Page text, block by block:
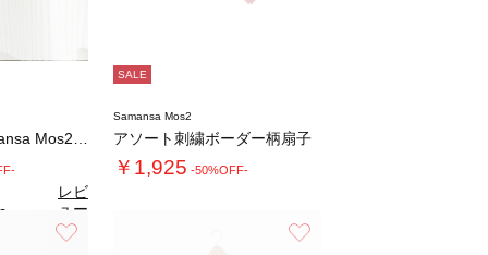
レビ
ュー
を見
る
SALE
Samansa Mos2
アソート刺繍ボーダー柄扇子
￥1,925 -50%OFF-